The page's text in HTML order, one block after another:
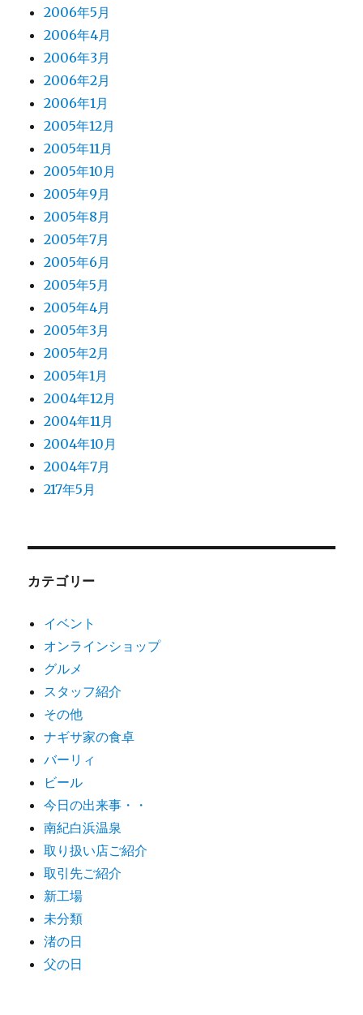
2006年5月
2006年4月
2006年3月
2006年2月
2006年1月
2005年12月
2005年11月
2005年10月
2005年9月
2005年8月
2005年7月
2005年6月
2005年5月
2005年4月
2005年3月
2005年2月
2005年1月
2004年12月
2004年11月
2004年10月
2004年7月
217年5月
カテゴリー
イベント
オンラインショップ
グルメ
スタッフ紹介
その他
ナギサ家の食卓
バーリィ
ビール
今日の出来事・・
南紀白浜温泉
取り扱い店ご紹介
取引先ご紹介
新工場
未分類
渚の日
父の日